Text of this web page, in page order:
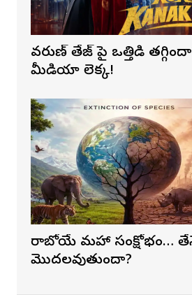
వరుణ్ తేజ్‌ పై ఒత్తిడి
మీడియా లెక్క!
రాబోయే మహా సంక్షోభం…
మొదలవుతుందా?